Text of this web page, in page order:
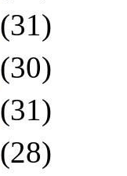
(31)
(30)
(31)
(28)